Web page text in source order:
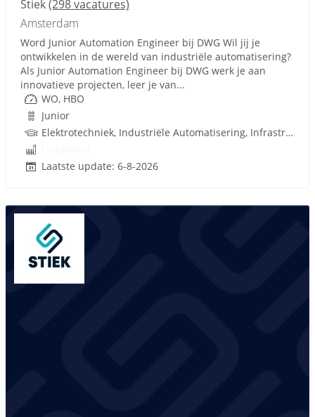
Stiek(298 vacatures)
Amsterdam
Word Junior Automation Engineer bij DWG Wil jij je
ontwikkelen in de wereld van industriële automatisering?
Als Junior Automation Engineer bij DWG werk je aan
innovatieve projecten, leer je van...
WO, HBO
Junior
Elektrotechniek, Industriële Automatisering, Infrastructuur
Laatste update: 6-8-2026